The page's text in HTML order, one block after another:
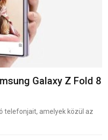
Galaxy Z Fold 8
telefonjait, amelyek közül az